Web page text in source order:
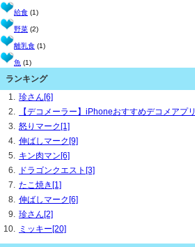
給食 (1)
野菜 (2)
離乳食 (1)
魚 (1)
ランキング
珍さん[6]
【デコメーラー】iPhoneおすすめデコメアプリ
怒りマーク[1]
伸ばしマーク[9]
キン肉マン[6]
ドラゴンクエスト[3]
たこ焼き[1]
伸ばしマーク[6]
珍さん[2]
ミッキー[20]